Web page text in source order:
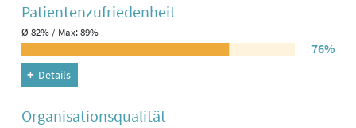
Patienten­zufriedenheit
Ø 82% / Max: 89%
76%
Details
Organisations­qualität